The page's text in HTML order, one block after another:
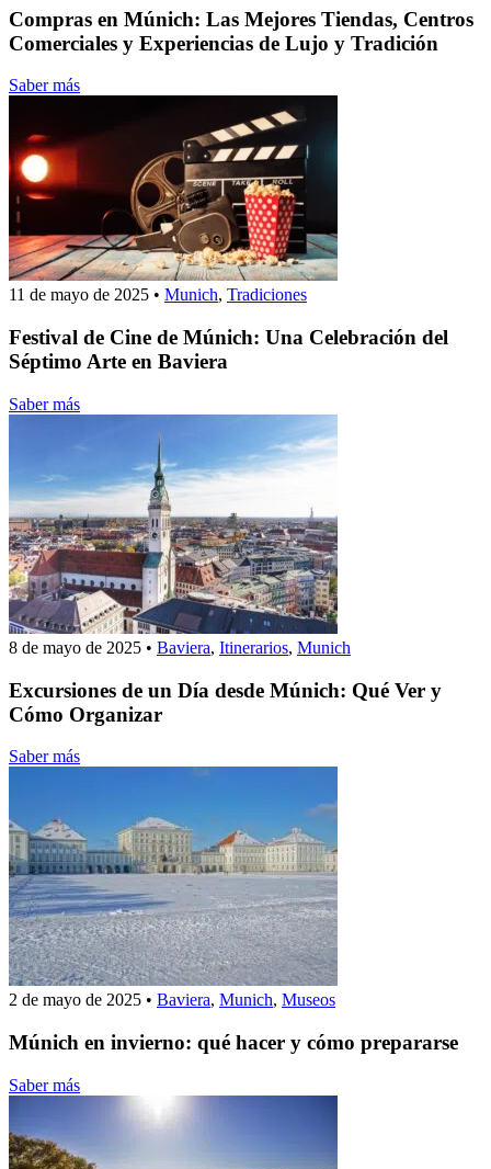
Compras en Múnich: Las Mejores Tiendas, Centros
Comerciales y Experiencias de Lujo y Tradición
Saber más
11 de mayo de 2025 • Munich, Tradiciones
Festival de Cine de Múnich: Una Celebración del
Séptimo Arte en Baviera
Saber más
8 de mayo de 2025 • Baviera, Itinerarios, Munich
Excursiones de un Día desde Múnich: Qué Ver y
Cómo Organizar
Saber más
2 de mayo de 2025 • Baviera, Munich, Museos
Múnich en invierno: qué hacer y cómo prepararse
Saber más